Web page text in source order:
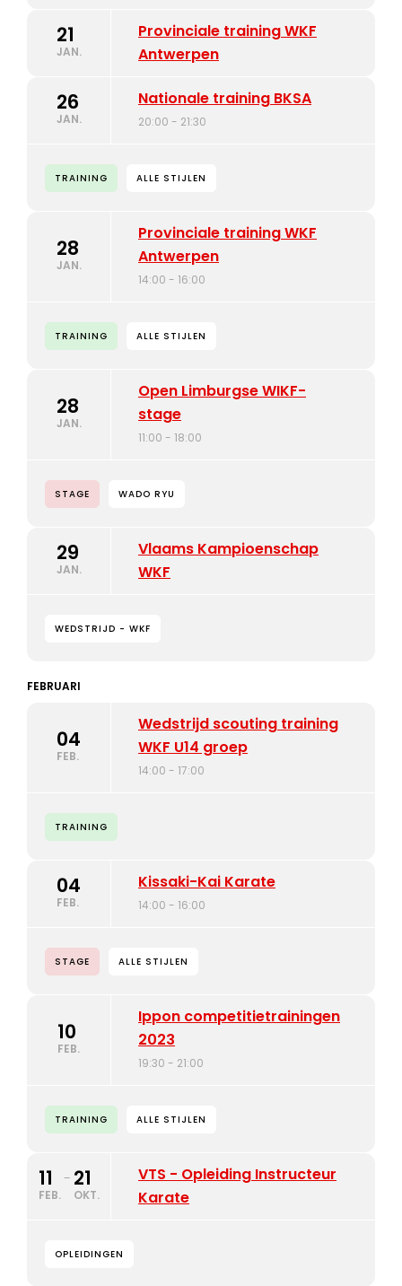
21
JAN.
Provinciale training WKF
Antwerpen
26
JAN.
Nationale training BKSA
20:00 - 21:30
TRAINING ALLE STIJLEN
28
JAN.
Provinciale training WKF
Antwerpen
14:00 - 16:00
TRAINING ALLE STIJLEN
28
JAN.
Open Limburgse WIKF-
stage
11:00 - 18:00
STAGE WADO RYU
29
JAN.
Vlaams Kampioenschap
WKF
WEDSTRIJD - WKF
FEBRUARI
04
FEB.
Wedstrijd scouting training
WKF U14 groep
14:00 - 17:00
TRAINING
04
FEB.
Kissaki-Kai Karate
14:00 - 16:00
STAGE ALLE STIJLEN
10
FEB.
Ippon competitietrainingen
2023
19:30 - 21:00
TRAINING ALLE STIJLEN
11
FEB.
- 21
OKT.
VTS - Opleiding Instructeur
Karate
OPLEIDINGEN